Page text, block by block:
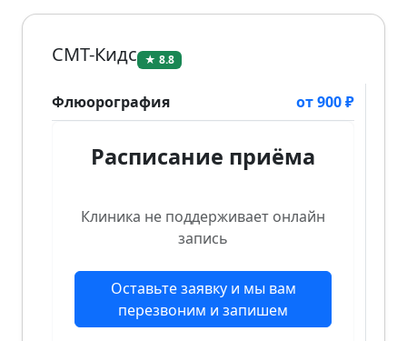
СМТ-Кидс ★ 8.8
Флюорография от 900 ₽
Расписание приёма
Клиника не поддерживает онлайн
запись
Оставьте заявку и мы вам
перезвоним и запишем